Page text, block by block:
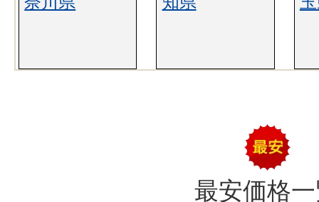
最安価格